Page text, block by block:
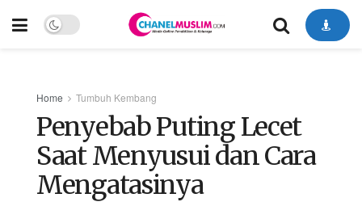
Home Tumbuh Kembang
Penyebab Puting Lecet
Saat Menyusui dan Cara
Mengatasinya